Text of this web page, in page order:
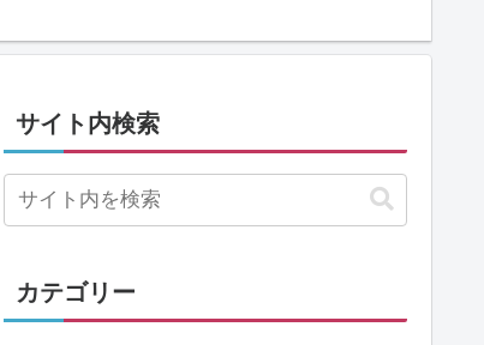
サイト内検索
カテゴリー